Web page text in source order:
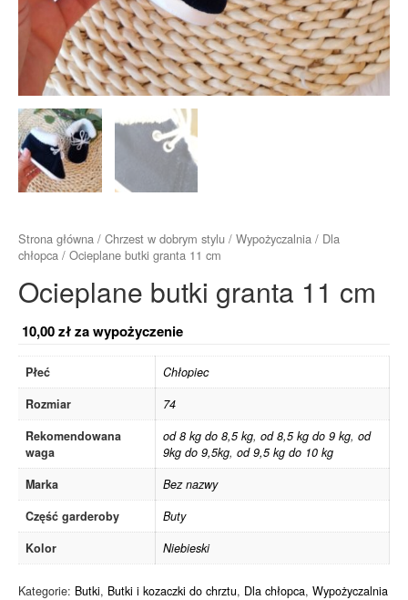
Strona główna / Chrzest w dobrym stylu / Wypożyczalnia / Dla
chłopca / Ocieplane butki granta 11 cm
Ocieplane butki granta 11 cm
10,00złza wypożyczenie
Płeć
Chłopiec
Rozmiar
74
Rekomendowana
waga
od 8 kg do 8,5 kg, od 8,5 kg do 9 kg, od
9kg do 9,5kg, od 9,5 kg do 10 kg
Marka
Bez nazwy
Część garderoby
Buty
Kolor
Niebieski
Kategorie: Butki, Butki i kozaczki do chrztu, Dla chłopca, Wypożyczalnia